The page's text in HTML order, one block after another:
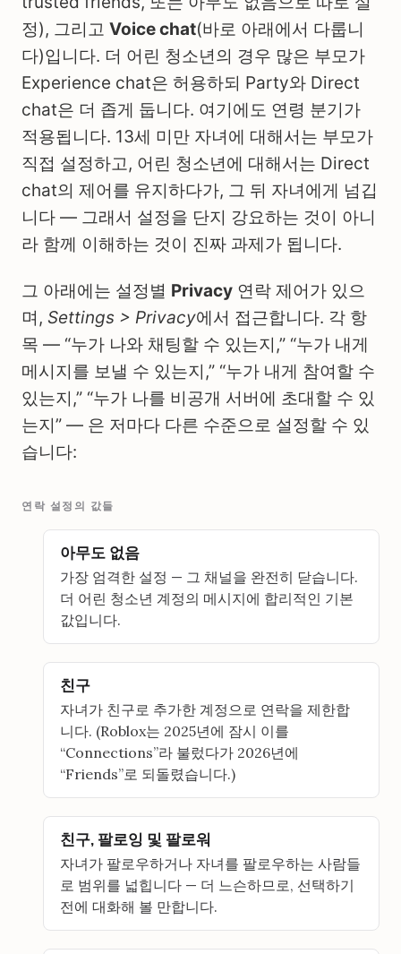
정), 그리고 Voice chat(바로 아래에서 다룹니
다)입니다. 더 어린 청소년의 경우 많은 부모가
Experience chat은 허용하되 Party와 Direct
chat은 더 좁게 둡니다. 여기에도 연령 분기가
적용됩니다. 13세 미만 자녀에 대해서는 부모가
직접 설정하고, 어린 청소년에 대해서는 Direct
chat의 제어를 유지하다가, 그 뒤 자녀에게 넘깁
니다 — 그래서 설정을 단지 강요하는 것이 아니
라 함께 이해하는 것이 진짜 과제가 됩니다.
그 아래에는 설정별 Privacy 연락 제어가 있으
며, Settings > Privacy에서 접근합니다. 각 항
목 — “누가 나와 채팅할 수 있는지,” “누가 내게
메시지를 보낼 수 있는지,” “누가 내게 참여할 수
있는지,” “누가 나를 비공개 서버에 초대할 수 있
는지” — 은 저마다 다른 수준으로 설정할 수 있
습니다:
연락 설정의 값들
아무도 없음
가장 엄격한 설정 — 그 채널을 완전히 닫습니다.
더 어린 청소년 계정의 메시지에 합리적인 기본
값입니다.
친구
자녀가 친구로 추가한 계정으로 연락을 제한합
니다. (Roblox는 2025년에 잠시 이를
“Connections”라 불렀다가 2026년에
“Friends”로 되돌렸습니다.)
친구, 팔로잉 및 팔로워
자녀가 팔로우하거나 자녀를 팔로우하는 사람들
로 범위를 넓힙니다 — 더 느슨하므로, 선택하기
전에 대화해 볼 만합니다.